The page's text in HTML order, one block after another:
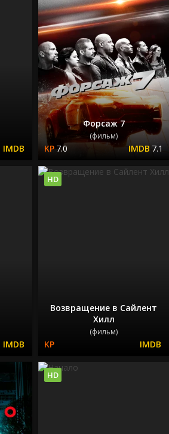
Форсаж 7
(фильм)
7.0 7.1
Возвращение в Сайлент
Хилл
(фильм)
HD
HD